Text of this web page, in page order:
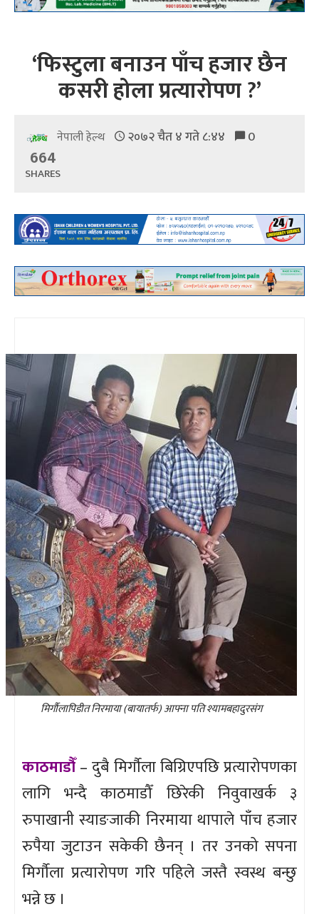
‘फिस्टुला बनाउन पाँच हजार छैन
कसरी होला प्रत्यारोपण ?’
नेपाली हेल्थ २०७२ चैत ४ गते ८:४४ 0
664
SHARES
मिर्गौलापिडीत निरमाया (बायातर्फ) आफ्ना पति श्यामबहादुरसंग
काठमाडौँ– दुबै मिर्गौला बिग्रिएपछि प्रत्यारोपणका
लागि भन्दै काठमाडौँ छिरेकी निवुवाखर्क ३
रुपाखानी स्याङजाकी निरमाया थापाले पाँच हजार
रुपैया जुटाउन सकेकी छैनन् । तर उनको सपना
मिर्गौला प्रत्यारोपण गरि पहिले जस्तै स्वस्थ बन्छु
भन्ने छ ।